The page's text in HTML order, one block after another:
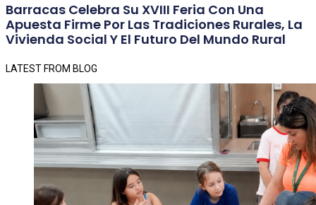
Barracas Celebra Su XVIII Feria Con Una
Apuesta Firme Por Las Tradiciones Rurales, La
Vivienda Social Y El Futuro Del Mundo Rural
LATEST FROM BLOG